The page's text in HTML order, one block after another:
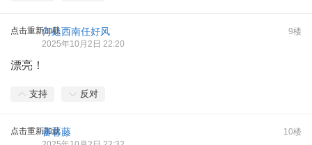
点击重新加载 9楼
何处西南任好风
2025年10月2日 22:20
漂亮！
支持 反对
点击重新加载 10楼
蕃薯藤